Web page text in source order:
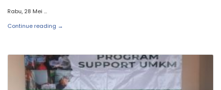
Rabu, 28 Mei …
Continue reading →